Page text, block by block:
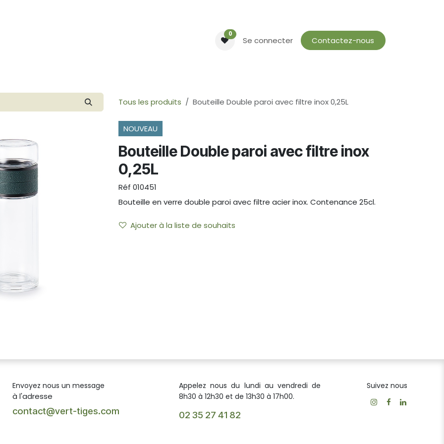
0
Se connecter Contactez-nous
Tous les produits Bouteille Double paroi avec filtre inox 0,25L
NOUVEAU
Bouteille Double paroi avec filtre inox
0,25L
Réf 010451
Bouteille en verre double paroi avec filtre acier inox. Contenance 25cl.
Ajouter à la liste de souhaits
Suivez nous
Envoyez nous un message
à l'adresse
contact@vert-tiges.com
Appelez nous du lundi au vendredi de
8h30 à 12h30 et de 13h30 à 17h00.
02 35 27 41 82